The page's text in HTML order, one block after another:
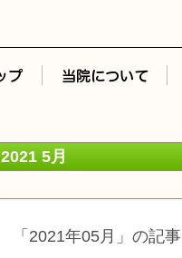
2021 5月
「2021年05月」の記事